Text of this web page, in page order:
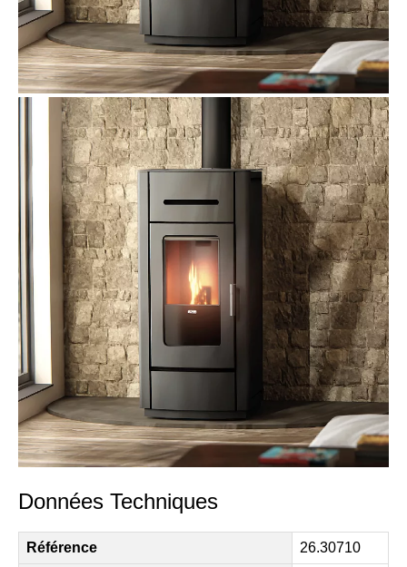
Données Techniques
Référence 26.30710